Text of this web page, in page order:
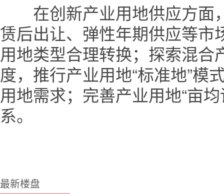
在创新产业用地供应方面
赁后出让、弹性年期供应等市
用地类型合理转换；探索混
度，推行产业用地“标准地”模
用地需求；完善产业用地“亩
系。
最新楼盘